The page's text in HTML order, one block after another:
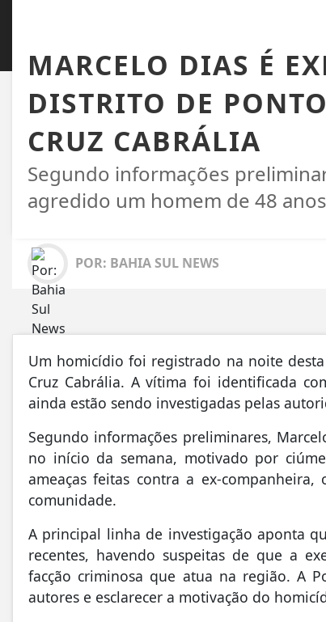
MARCELO DIAS É
DISTRITO DE
CRUZ CABRÁLIA
Segundo informações
agredido um homem de 48
POR: BAHIA SUL NEWS
Um homicídio foi registrado na noite
Cruz Cabrália. A vítima foi identificada
ainda estão sendo investigadas pelas
Segundo informações preliminares,
no início da semana, motivado por
ameaças feitas contra a ex-
comunidade.
A principal linha de investigação aponta
recentes, havendo suspeitas de que a
facção criminosa que atua na região. A
autores e esclarecer a motivação do